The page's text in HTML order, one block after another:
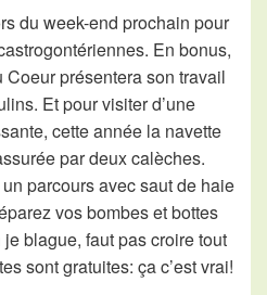
du week-end prochain pour
En bonus,
Coeur présentera son travail
Et pour visiter d’une
cette année la navette
par deux calèches.
parcours avec saut de haie
vos bombes et bottes
blague, faut pas croire tout
sont gratuites: ça c’est vrai!